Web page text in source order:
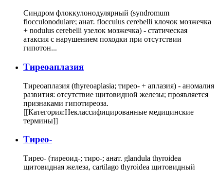
Синдром флоккулонодулярный (syndromum
flocculonodulare; анат. flocculus cerebelli клочок мозжечка
+ nodulus cerebelli узелок мозжечка) - статическая
атаксия с нарушением походки при отсутствии
гипотон...
Тиреоаплазия
Тиреоаплазия (thyreoaplasia; тирео- + аплазия) - аномалия
развития: отсутствие щитовидной железы; проявляется
признаками гипотиреоза.
[[Категория:Неклассифицированные медицинские
термины]]
Тирео-
Тирео- (тиреоид-; тиро-; анат. glandula thyroidea
щитовидная железа, cartilago thyroidea щитовидный